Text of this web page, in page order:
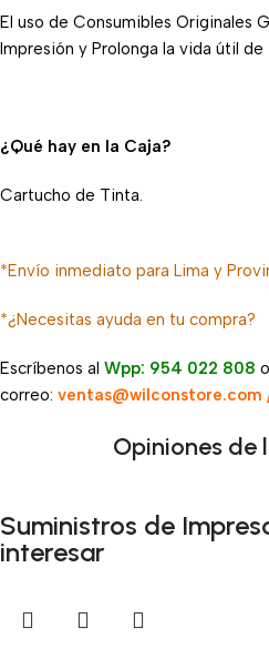
El uso de Consumibles Originales
Impresión y Prolonga la vida útil de
¿Qué hay en la Caja?
Cartucho de Tinta.
*Envío inmediato para Lima y
*¿Necesitas ayuda en tu compra?
Escríbenos al Wpp: 954 022 808
correo:
Opiniones de
Suministros de
interesar